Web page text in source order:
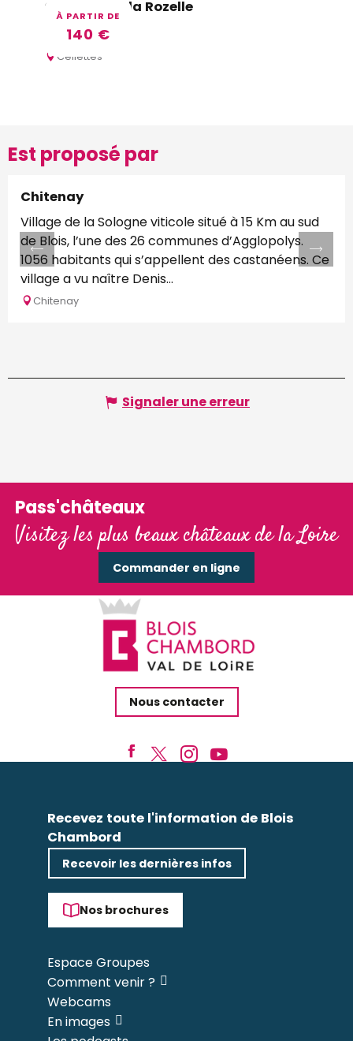
À PARTIR DE
140 €
Château de la Rozelle
Cellettes
Est proposé par
Chitenay
Village de la Sologne viticole situé à 15 Km au sud
de Blois, l’une des 26 communes d’Agglopolys.
1056 habitants qui s’appellent des castanéens. Ce
village a vu naître Denis...
Chitenay
Signaler une erreur
Pass'châteaux
Visitez les plus beaux châteaux de la Loire
Commander en ligne
Nous contacter
Recevez toute l'information de Blois
Chambord
Recevoir les dernières infos
Nos brochures
Espace Groupes
Comment venir ?
Webcams
En images